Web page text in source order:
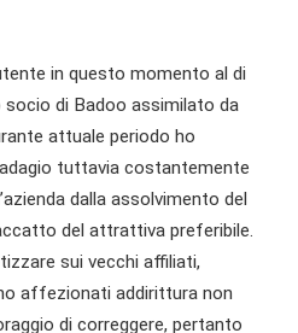
in questo momento al di
di Badoo assimilato da
attuale periodo ho
tuttavia costantemente
dalla assolvimento del
del attrattiva preferibile.
sui vecchi affiliati,
affezionati addirittura non
di correggere, pertanto